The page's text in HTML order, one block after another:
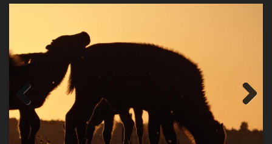
Previous